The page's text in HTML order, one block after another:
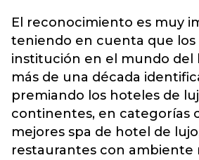
El reconocimiento es muy
teniendo en cuenta que los
institución en el mundo del
más de una década
premiando los hoteles de
continentes, en categorías
mejores spa de hotel de
restaurantes con ambiente